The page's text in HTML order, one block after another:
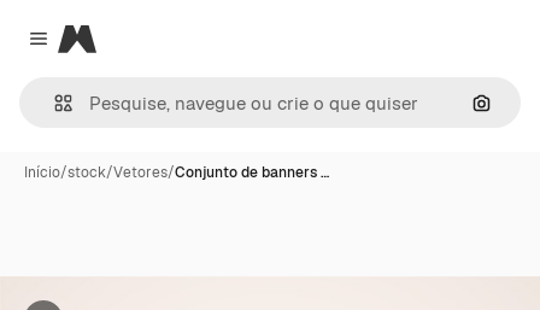
Close menu
Magnific
Início/stock/Vetores/Conjunto de banners …